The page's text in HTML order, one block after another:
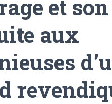
et son
aux